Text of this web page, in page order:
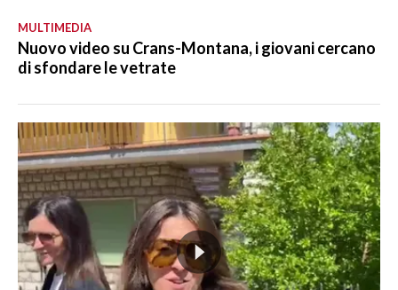
MULTIMEDIA
Nuovo video su Crans-Montana, i giovani cercano
di sfondare le vetrate